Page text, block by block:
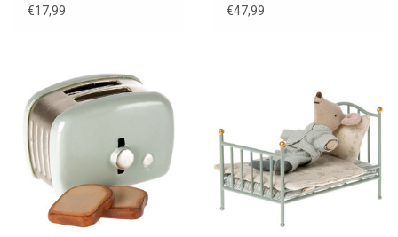
de muisjes met gevulde
€17,99
€47,99